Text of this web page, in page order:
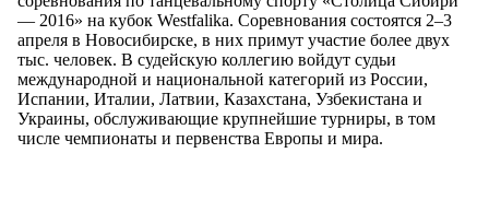
— 2016» на кубок Westfalika. Соревнования состоятся 2–3
апреля в Новосибирске, в них примут участие более двух
тыс. человек. В судейскую коллегию войдут судьи
международной и национальной категорий из России,
Испании, Италии, Латвии, Казахстана, Узбекистана и
Украины, обслуживающие крупнейшие турниры, в том
числе чемпионаты и первенства Европы и мира.